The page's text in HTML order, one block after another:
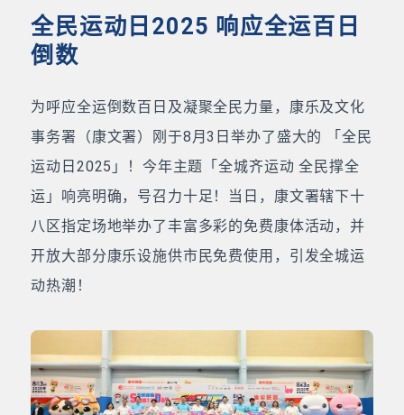
全民运动日2025 响应全运百日
倒数
为呼应全运倒数百日及凝聚全民力量，康乐及文化
事务署（康文署）刚于8月3日举办了盛大的 「全民
运动日2025」！今年主题「全城齐运动 全民撑全
运」响亮明确，号召力十足！当日，康文署辖下十
八区指定场地举办了丰富多彩的免费康体活动，并
开放大部分康乐设施供市民免费使用，引发全城运
动热潮！